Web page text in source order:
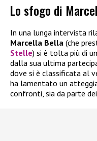
Lo sfogo di
In una lunga intervista
Marcella Bella (che
Stelle) si è tolta più di
dalla sua ultima
dove si è classificata al
ha lamentato un
confronti, sia da parte